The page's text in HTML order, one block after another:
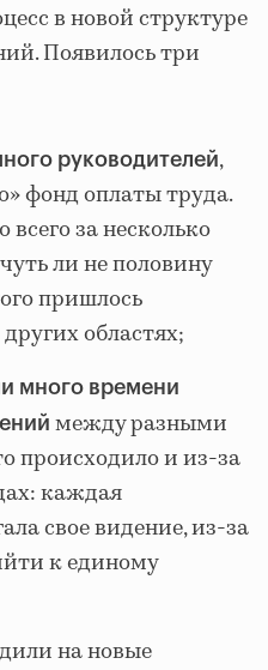
в новой структуре
Появилось три
руководителей,
фонд оплаты труда.
всего за несколько
ли не половину
пришлось
областях;
много времени
между разными
происходило и из-за
каждая
свое видение, из-за
к единому
на новые